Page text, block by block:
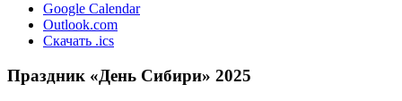
Google Calendar
Outlook.com
Скачать .ics
Праздник «День Сибири» 2025